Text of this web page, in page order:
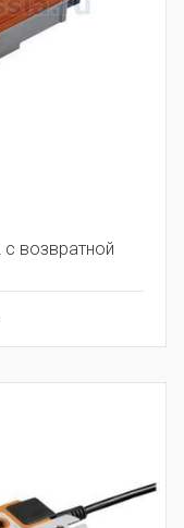
возвратной